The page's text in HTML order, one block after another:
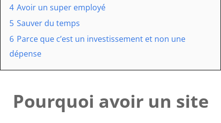
4 Avoir un super employé
5 Sauver du temps
6 Parce que c’est un investissement et non une
dépense
Pourquoi avoir un site